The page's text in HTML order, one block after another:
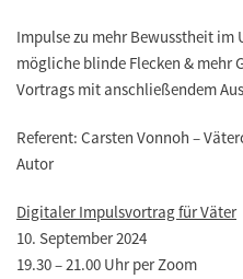
Impulse zu mehr Bewusstheit im
mögliche blinde Flecken & mehr
Vortrags mit anschließendem
Referent: Carsten Vonnoh –
Autor
Digitaler Impulsvortrag für Väter
10. September 2024
19.30 – 21.00 Uhr per Zoom